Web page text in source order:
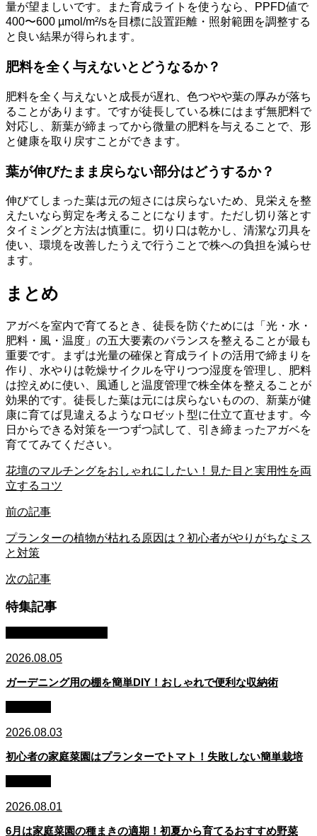
量が望ましいです。また育成ライトを使うなら、PPFD値で
400〜600 µmol/m²/sを目標に設置距離・照射範囲を調整する
と良い結果が得られます。
肥料を全く与えないとどうなるか？
肥料を全く与えないと成長が遅れ、色つやや葉の厚みが落ち
ることがあります。ですが徒長している株にはまず無肥料で
対応し、新葉が締まってから微量の肥料を与えることで、形
と健康を取り戻すことができます。
葉が伸びたまま戻らない部分はどうするか？
伸びてしまった葉は元の短さには戻らないため、見栄えを整
えたいなら剪定を考えることになります。ただし切り落とす
タイミングと方法は慎重に。切り口は乾かし、清潔な刃具を
使い、環境を改善したうえで行うことで株への負担を減らせ
ます。
まとめ
アガベを室内で育てるとき、徒長を防ぐためには「光・水・
肥料・風・温度」の五大要素のバランスを整えることが最も
重要です。まずは光量の確保と育成ライトの活用で締まりを
作り、水やりは乾燥サイクルを守りつつ湿度を管理し、肥料
は控えめに使い、風通しと温度管理で株全体を整えることが
効果的です。徒長した葉は元には戻らないものの、新葉が健
康に育てば見違えるようなロゼット型に仕立て直せます。今
日からできる対策を一つずつ試して、引き締まったアガベを
育ててみてください。
花壇のマルチングをおしゃれにしたい！見た目と実用性を両
立するコツ
前の記事
プランターの植物が枯れる原因は？初心者がやりがちなミス
と対策
次の記事
特集記事
2026.08.05
ガーデニング用の棚を簡単DIY！おしゃれで便利な収納術
2026.08.03
初心者の家庭菜園はプランターでトマト！失敗しない簡単栽培
2026.08.01
6月は家庭菜園の種まきの適期！初夏から育てるおすすめ野菜